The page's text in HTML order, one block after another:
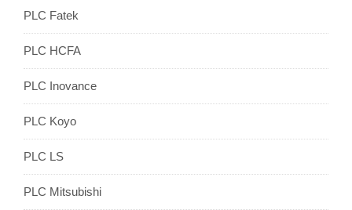
PLC Fatek
PLC HCFA
PLC Inovance
PLC Koyo
PLC LS
PLC Mitsubishi